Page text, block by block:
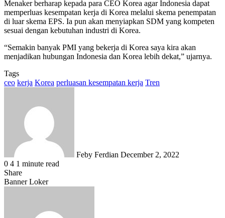
Menaker berharap kepada para CEO Korea agar Indonesia dapat
memperluas kesempatan kerja di Korea melalui skema penempatan
di luar skema EPS. Ia pun akan menyiapkan SDM yang kompeten
sesuai dengan kebutuhan industri di Korea.
“Semakin banyak PMI yang bekerja di Korea saya kira akan
menjadikan hubungan Indonesia dan Korea lebih dekat,” ujarnya.
Tags
ceo kerja Korea perluasan kesempatan kerja Tren
Feby Ferdian December 2, 2022
0 4 1 minute read
Share
Facebook
X
LinkedIn
WhatsApp
Share
Banner Loker